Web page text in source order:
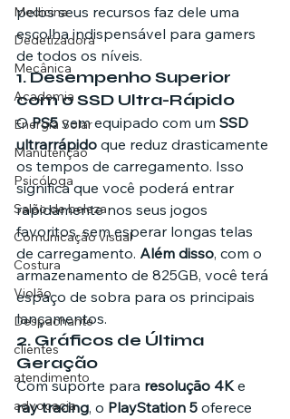
Medicina
Dedetizadora
Mecânica
Academia
Energia Solar
Manutenção
Psicóloga
Salão de beleza
Comunicação visual
Costura
Violão
Despachante
clientes
atendimento
advocacia
pelos seus recursos faz dele uma
escolha indispensável para gamers
de todos os níveis.
1. Desempenho Superior
com o SSD Ultra-Rápido
O PS5 vem equipado com um SSD
ultrarrápido que reduz drasticamente
os tempos de carregamento. Isso
significa que você poderá entrar
rapidamente nos seus jogos
favoritos, sem esperar longas telas
de carregamento. Além disso, com o
armazenamento de 825GB, você terá
espaço de sobra para os principais
lançamentos.
2. Gráficos de Última
Geração
Com suporte para resolução 4K e
ray tracing, o PlayStation 5 oferece